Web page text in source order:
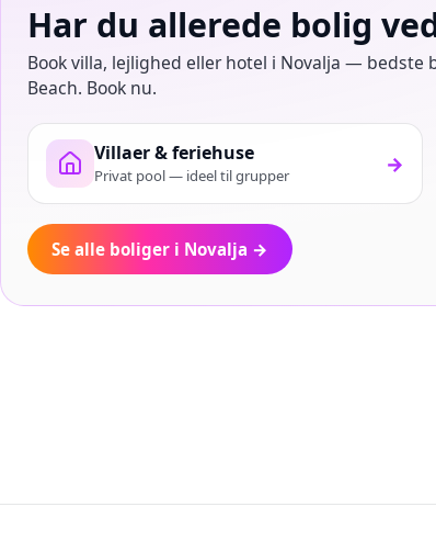
Har du allerede bolig
Book villa, lejlighed eller hotel i Novalja — bedste
Beach. Book nu.
Villaer & feriehuse
Privat pool — ideel til grupper →
Se alle boliger i Novalja →